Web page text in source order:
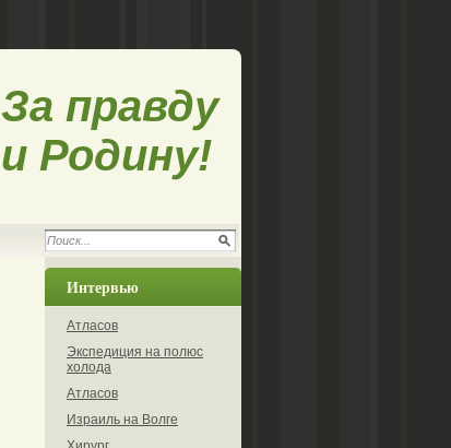
За правду
и Родину!
Интервью
Атласов
Экспедиция на полюс
холода
Атласов
Израиль на Волге